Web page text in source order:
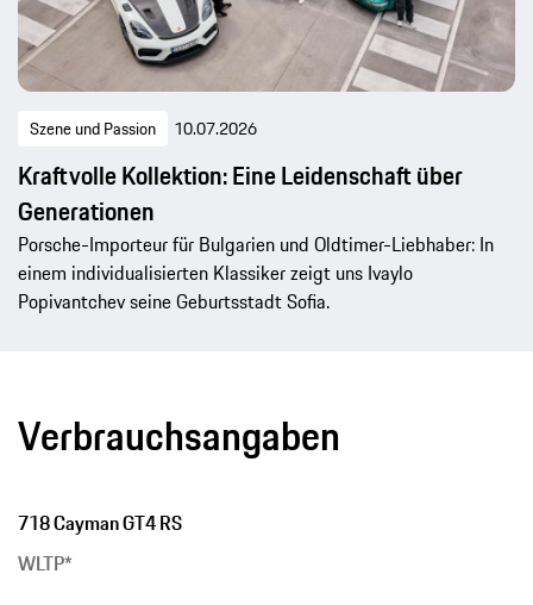
Szene und Passion 10.07.2026
Kraftvolle Kollektion: Eine Leidenschaft über
Generationen
Porsche-Importeur für Bulgarien und Oldtimer-Liebhaber: In
einem individualisierten Klassiker zeigt uns Ivaylo
Popivantchev seine Geburtsstadt Sofia.
Verbrauchsangaben
718 Cayman GT4 RS
WLTP*